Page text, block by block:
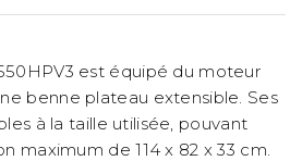
est équipé du moteur
benne plateau extensible. Ses
à la taille utilisée, pouvant
maximum de 114 x 82 x 33 cm.